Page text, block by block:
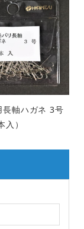
長軸ハガネ 3号
）